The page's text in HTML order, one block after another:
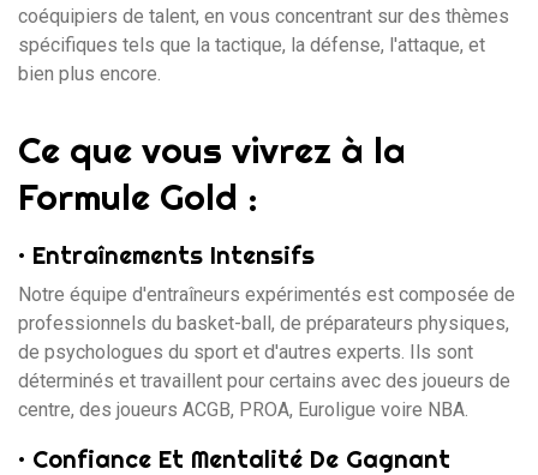
coéquipiers de talent, en vous concentrant sur des thèmes
spécifiques tels que la tactique, la défense, l'attaque, et
bien plus encore.
Ce que vous vivrez à la
Formule Gold :
• Entraînements Intensifs
Notre équipe d'entraîneurs expérimentés est composée de
professionnels du basket-ball, de préparateurs physiques,
de psychologues du sport et d'autres experts. Ils sont
déterminés et travaillent pour certains avec des joueurs de
centre, des joueurs ACGB, PROA, Euroligue voire NBA.
• Confiance Et Mentalité De Gagnant